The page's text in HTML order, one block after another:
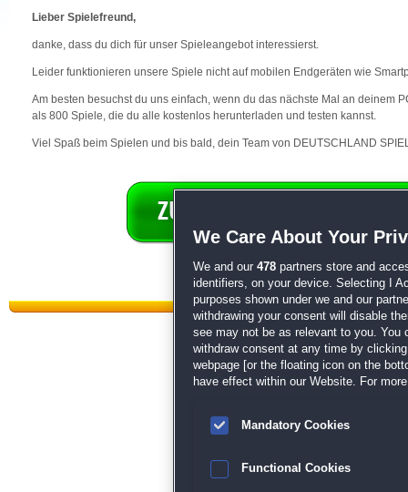
Lieber Spielefreund,
danke, dass du dich für unser Spieleangebot interessierst.
Leider funktionieren unsere Spiele nicht auf mobilen Endgeräten wie
Am besten besuchst du uns einfach, wenn du das nächste Mal an deinem
als 800 Spiele, die du alle kostenlos herunterladen und testen kannst.
Viel Spaß beim Spielen und bis bald, dein Team von DEUTSCHLAND
Datenschutz| AGB|Impressum
We Care About Your
We and our 478 partners store and
identifiers, on your device. Selecting I
purposes shown under we and our
withdrawing your consent will disable
see may not be as relevant to you. You
withdraw consent at any time by
webpage [or the floating icon on the
have effect within our Website. For
Mandatory Cookies
Functional Cookies